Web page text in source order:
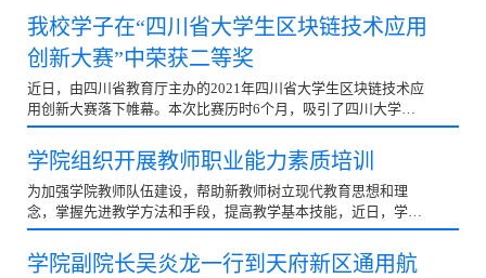
我校学子在“四川省大学生区块链技术应用
创新大赛”中荣获二等奖
近日，由四川省教育厅主办的2021年四川省大学生区块链技术应
用创新大赛落下帷幕。本次比赛历时6个月，吸引了四川大学、
成都信息工程大学、成都理工大学等50多所省内高校参加...
学院组织开展教师职业能力素质培训
为加强学院教师队伍建设，帮助新教师树立现代教育思想和理
念，掌握先进教学方法和手段，提高教学基本技能，近日，学院
组织开展教师职业能力素质系列培训活动。首场培训由宋...
学院副院长吴炎龙一行到天府新区通用航